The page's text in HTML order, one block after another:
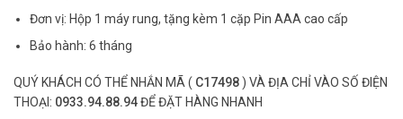
Đơn vị: Hộp 1 máy rung, tặng kèm 1 cặp Pin AAA cao cấp
Bảo hành: 6 tháng
QUÝ KHÁCH CÓ THỂ NHẮN MÃ ( C17498) VÀ ĐỊA CHỈ VÀO SỐ ĐIỆN
THOẠI: 0933.94.88.94ĐỂ ĐẶT HÀNG NHANH